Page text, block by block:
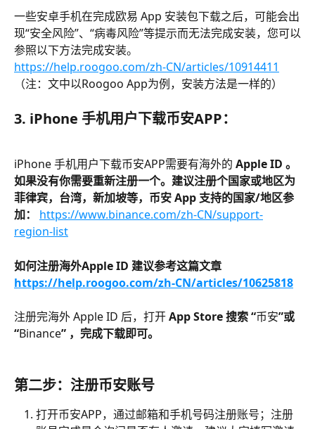
一些安卓手机在完成欧易 App 安装包下载之后，可能会出
现“安全风险”、“病毒风险”等提示而无法完成安装，您可以
参照以下方法完成安装。
https://help.roogoo.com/zh-CN/articles/10914411
（注：文中以Roogoo App为例，安装方法是一样的）
3. iPhone 手机用户下载币安APP：
iPhone 手机用户下载币安APP需要有海外的 Apple ID 。
如果没有你需要重新注册一个。建议注册个国家或地区为
菲律宾，台湾，新加坡等，币安 App 支持的国家/地区参
加： https://www.binance.com/zh-CN/support-
region-list
如何注册海外Apple ID 建议参考这篇文章
https://help.roogoo.com/zh-CN/articles/10625818
注册完海外 Apple ID 后，打开 App Store 搜索 “币安”或
“Binance” ，完成下载即可。
第二步：注册币安账号
打开币安APP，通过邮箱和手机号码注册账号；注册